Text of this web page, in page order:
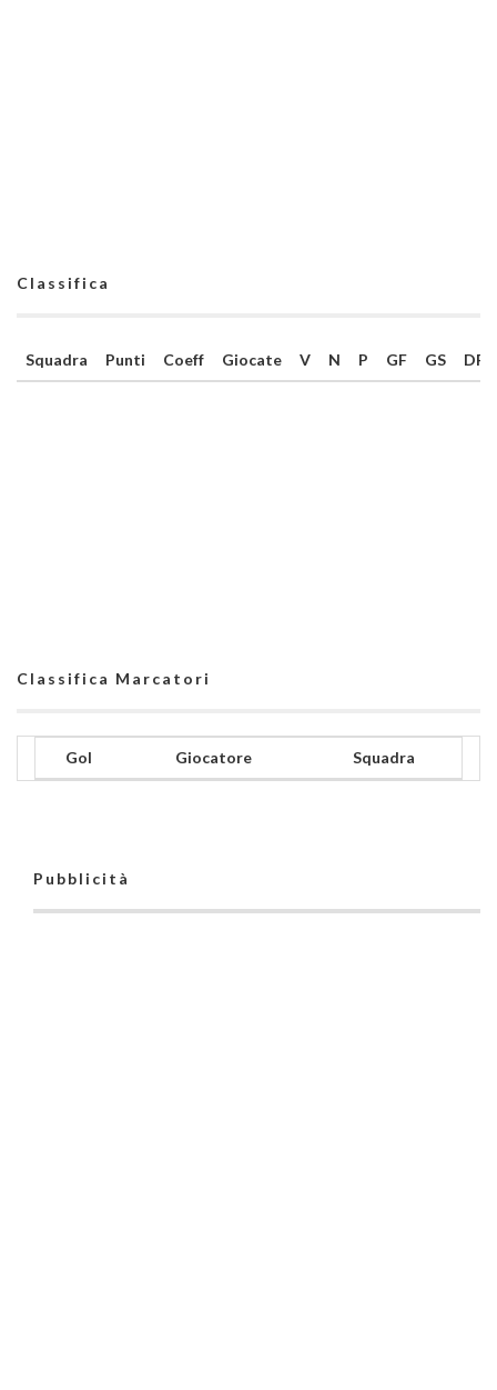
Classifica
Squadra Punti Coeff Giocate V N P GF GS DR
Classifica Marcatori
Gol Giocatore Squadra
Pubblicità